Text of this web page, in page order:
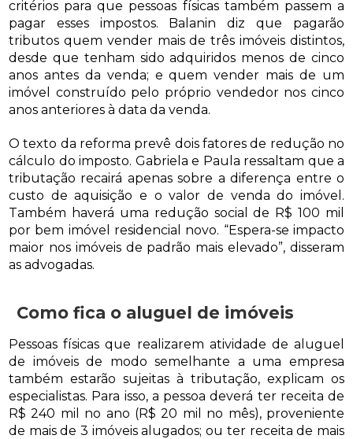
critérios para que pessoas físicas também passem a
pagar esses impostos. Balanin diz que pagarão
tributos quem vender mais de três imóveis distintos,
desde que tenham sido adquiridos menos de cinco
anos antes da venda; e quem vender mais de um
imóvel construído pelo próprio vendedor nos cinco
anos anteriores à data da venda.
O texto da reforma prevê dois fatores de redução no
cálculo do imposto. Gabriela e Paula ressaltam que a
tributação recairá apenas sobre a diferença entre o
custo de aquisição e o valor de venda do imóvel.
Também haverá uma redução social de R$ 100 mil
por bem imóvel residencial novo. “Espera-se impacto
maior nos imóveis de padrão mais elevado”, disseram
as advogadas.
Como fica o aluguel de imóveis
Pessoas físicas que realizarem atividade de aluguel
de imóveis de modo semelhante a uma empresa
também estarão sujeitas à tributação, explicam os
especialistas. Para isso, a pessoa deverá ter receita de
R$ 240 mil no ano (R$ 20 mil no mês), proveniente
de mais de 3 imóveis alugados; ou ter receita de mais